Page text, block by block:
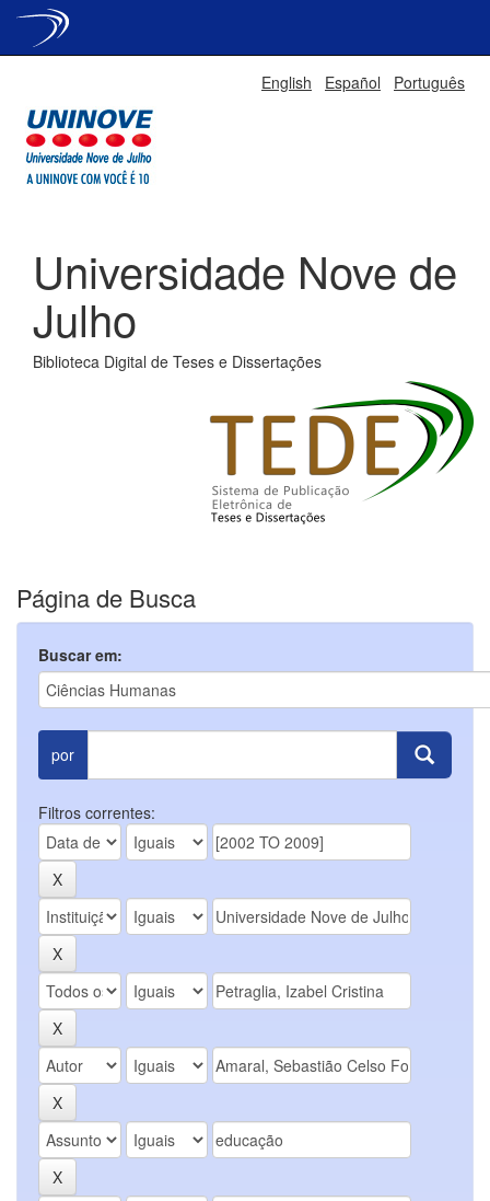
English Español Português
Universidade Nove de
Julho
Biblioteca Digital de Teses e Dissertações
Página de Busca
Buscar em:
por
Filtros correntes: